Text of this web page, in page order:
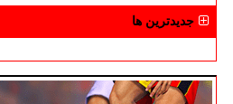
جدیدترین ها